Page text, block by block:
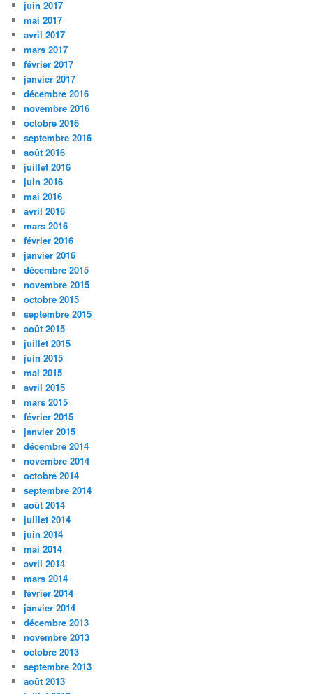
juin 2017
mai 2017
avril 2017
mars 2017
février 2017
janvier 2017
décembre 2016
novembre 2016
octobre 2016
septembre 2016
août 2016
juillet 2016
juin 2016
mai 2016
avril 2016
mars 2016
février 2016
janvier 2016
décembre 2015
novembre 2015
octobre 2015
septembre 2015
août 2015
juillet 2015
juin 2015
mai 2015
avril 2015
mars 2015
février 2015
janvier 2015
décembre 2014
novembre 2014
octobre 2014
septembre 2014
août 2014
juillet 2014
juin 2014
mai 2014
avril 2014
mars 2014
février 2014
janvier 2014
décembre 2013
novembre 2013
octobre 2013
septembre 2013
août 2013